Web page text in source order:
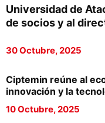
Proveedores
Designaciones
Calendario de
Universidad de
de socios y al
30 Octubre, 2025
Ciptemin reúne al
innovación y la
10 Octubre, 2025